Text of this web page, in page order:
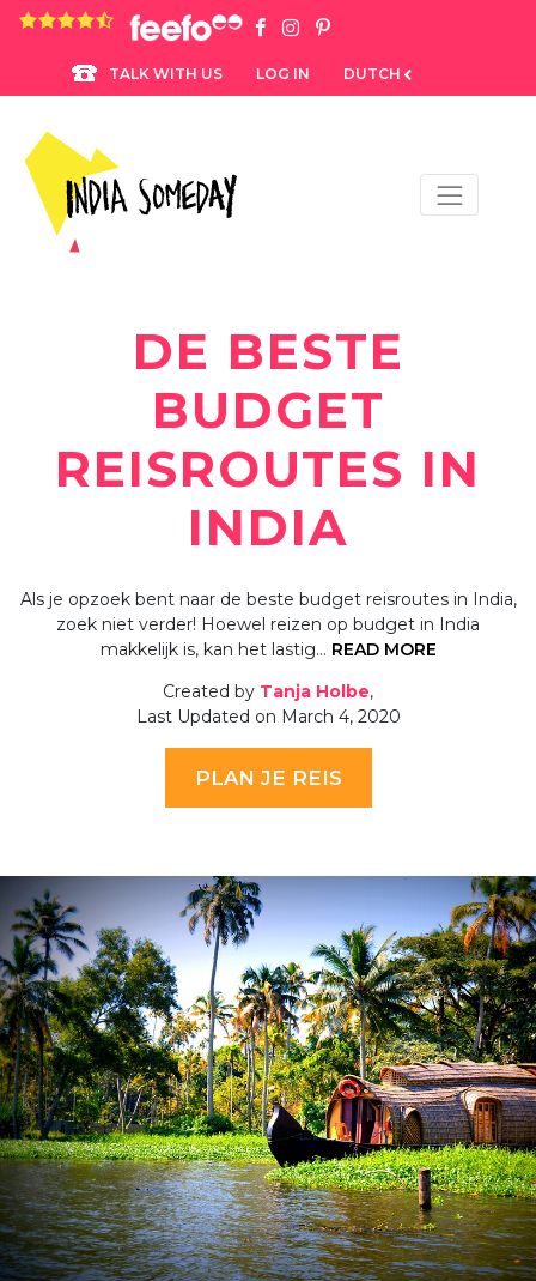
4.8 rating based on 1,234 ratings
TALK WITH US LOG IN DUTCH
DE BESTE
BUDGET
REISROUTES IN
INDIA
Als je opzoek bent naar de beste budget reisroutes in India,
zoek niet verder! Hoewel reizen op budget in India
makkelijk is, kan het lastig… READ MORE
Created by Tanja Holbe,
Last Updated on March 4, 2020
PLAN JE REIS